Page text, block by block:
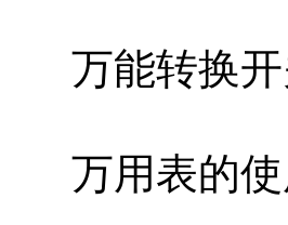
万能转换开
万用表的使